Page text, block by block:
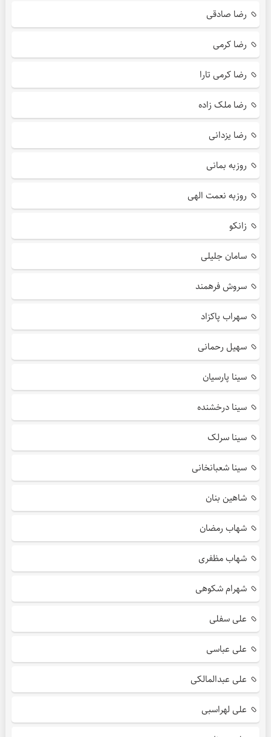
رضا صادقی
رضا کرمی
رضا کرمی تارا
رضا ملک زاده
رضا یزدانی
روزبه بمانی
روزبه نعمت الهی
زانکو
سامان جلیلی
سروش فرهمند
سهراب پاکزاد
سهیل رحمانی
سینا پارسیان
سینا درخشنده
سینا سرلک
سینا شعبانخانی
شاهین بنان
شهاب رمضان
شهاب مظفری
شهرام شکوهی
علی سفلی
علی عباسی
علی عبدالمالکی
علی لهراسبی